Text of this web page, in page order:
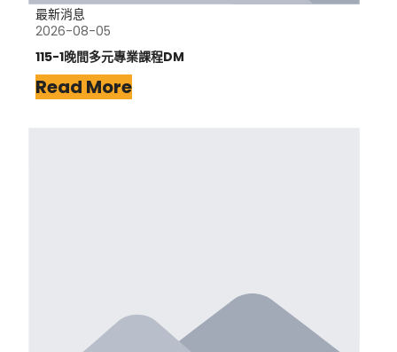
最新消息
2026-08-05
115-1晚間多元專業課程DM
Read More